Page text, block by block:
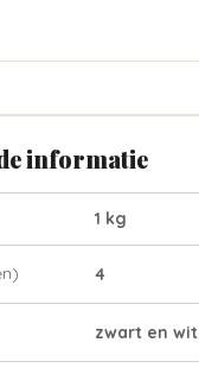
informatie
1 kg
4
zwart en wit